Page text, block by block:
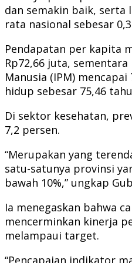
dan semakin baik, serta
rata nasional sebesar
Pendapatan per kapita
Rp72,66 juta,
Manusia (IPM)
hidup sebesar 75,46
Di sektor kesehatan,
7,2 persen.
“Merupakan yang
satu-satunya provinsi
bawah 10%,” ungkap
Ia menegaskan bahwa
mencerminkan kinerja
melampaui target.
“Pencapaian indikator